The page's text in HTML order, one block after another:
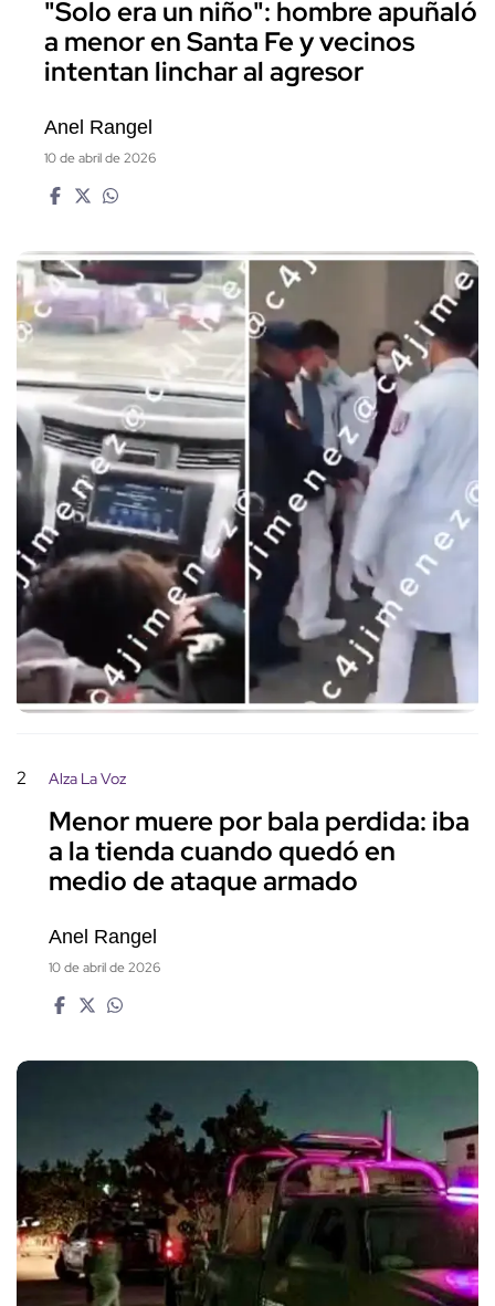
"Solo era un niño": hombre apuñaló
a menor en Santa Fe y vecinos
intentan linchar al agresor
Anel Rangel
10 de abril de 2026
2 Alza La Voz
Menor muere por bala perdida: iba
a la tienda cuando quedó en
medio de ataque armado
Anel Rangel
10 de abril de 2026